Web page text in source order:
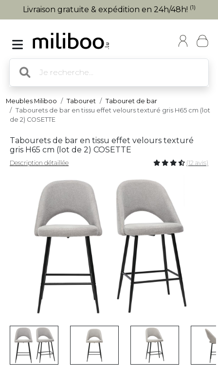
Livraison gratuite & expédition en 24h/48h! (1)
Meubles Miliboo Tabouret
Tabouret de bar
Tabourets de bar en tissu effet velours texturé gris H65 cm (lot
de 2) COSETTE
Tabourets de bar en tissu effet velours texturé
gris H65 cm (lot de 2) COSETTE
Description détaillée (12 avis)